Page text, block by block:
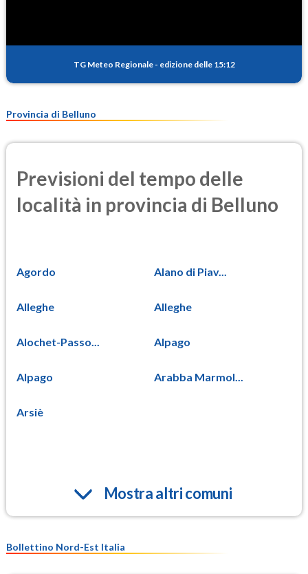
TG Meteo Regionale - edizione delle 15:12
Provincia di Belluno
Previsioni del tempo delle
località in provincia di Belluno
Agordo Alano di Piav...
Alleghe Alleghe
Alochet-Passo... Alpago
Alpago Arabba Marmol...
Arsiè
Mostra altri comuni
Bollettino Nord-Est Italia